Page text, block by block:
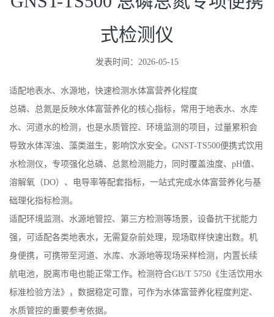
式检测仪
发表时间：2026-05-15
适配地表水、水源地，快速检测水体富营养化程度
总磷、总氮是反映水体富营养化的核心指标，常用于地表水、水库
水、河道水的检测，也是水质管控、环境监测的项目，过量累积会
导致水体浑浊、藻类滋生，影响饮水安全。GNST-TS500便携式饮用
水检测仪，专项强化总磷、总氮检测能力，同时覆盖浊度、pH值、
溶解氧（DO）、电导率等配套指标，一站式完成水体富营养化与基
础理化指标检测。
适配环境监测、水源地管控、第三方检测等场景，设备抗干扰能力
强，可适配各类地表水，无需复杂前处理，现场取样快速出数。机
身便携，可携带至河道、水库、水源地等现场采样检测，内置长续
航电池，脱离市电也能正常工作。检测符合GB/T 5750《生活饮用水
标准检验方法》，数据稳定可靠，可作为水体富营养化程度判定、
水质管控的重要参考依据。